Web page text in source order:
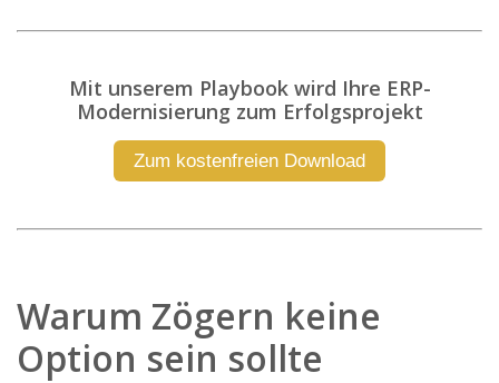
Mit unserem Playbook wird Ihre ERP-
Modernisierung zum Erfolgsprojekt
Zum kostenfreien Download
Warum Zögern keine
Option sein sollte